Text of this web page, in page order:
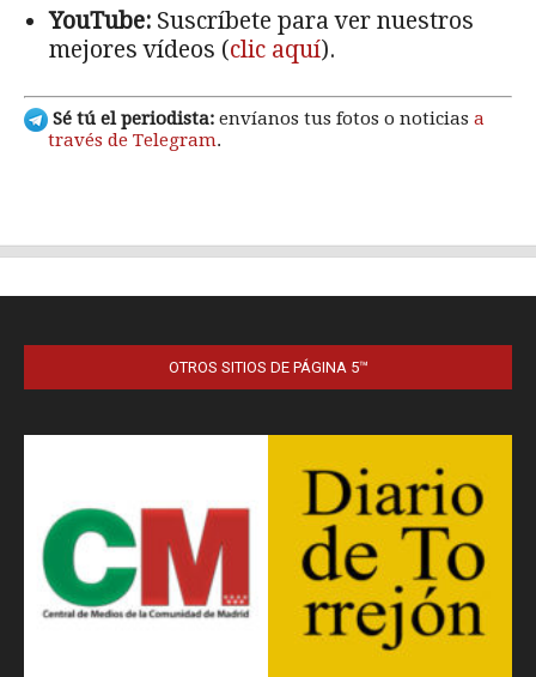
OTROS SITIOS DE PÁGINA 5™